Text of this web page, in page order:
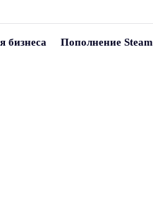
бизнеса Пополнение Steam